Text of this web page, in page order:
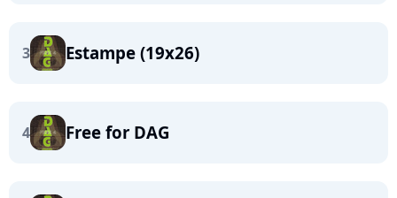
3 Estampe (19x26)
4 Free for DAG